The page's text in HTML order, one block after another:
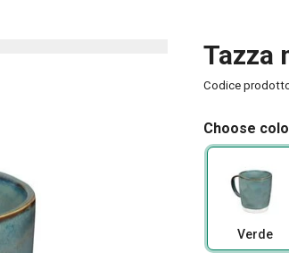
Tazza
Codice
Choose
Verde